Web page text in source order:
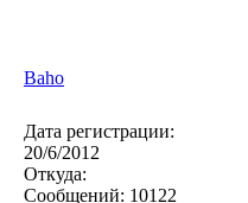
Baho
Дата регистрации:
20/6/2012
Откуда:
Сообщений: 10122